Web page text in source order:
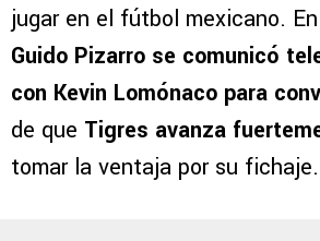
jugar en el fútbol mexicano.
Guido Pizarro se comunicó
con Kevin Lomónaco para
de que Tigres avanza
tomar la ventaja por su fichaje.